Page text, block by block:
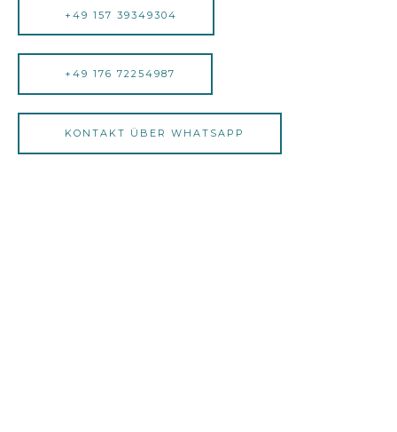
+49 157 39349304
+49 176 72254987
KONTAKT ÜBER WHATSAPP